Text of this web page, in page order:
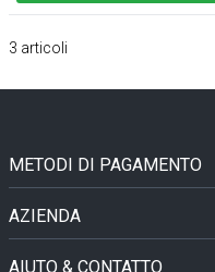
3 articoli
METODI DI PAGAMENTO
AZIENDA
AIUTO & CONTATTO